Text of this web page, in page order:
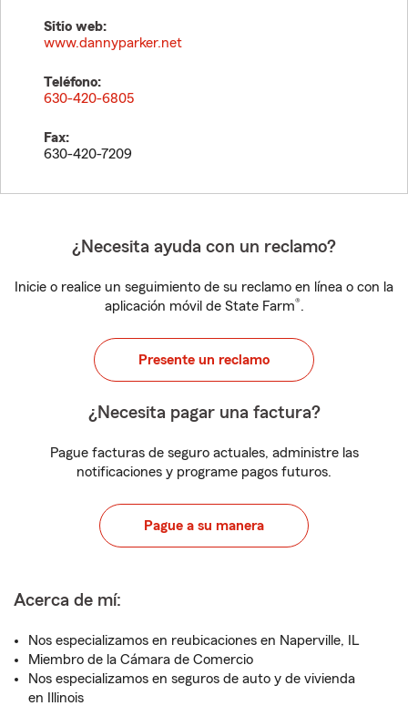
Sitio web:
www.dannyparker.net
Teléfono:
630-420-6805
Fax:
630-420-7209
¿Necesita ayuda con un reclamo?
Inicie o realice un seguimiento de su reclamo en línea o con la
aplicación móvil de State Farm®.
Presente un reclamo
¿Necesita pagar una factura?
Pague facturas de seguro actuales, administre las
notificaciones y programe pagos futuros.
Pague a su manera
Acerca de mí:
Nos especializamos en reubicaciones en Naperville, IL
Miembro de la Cámara de Comercio
Nos especializamos en seguros de auto y de vivienda
en Illinois